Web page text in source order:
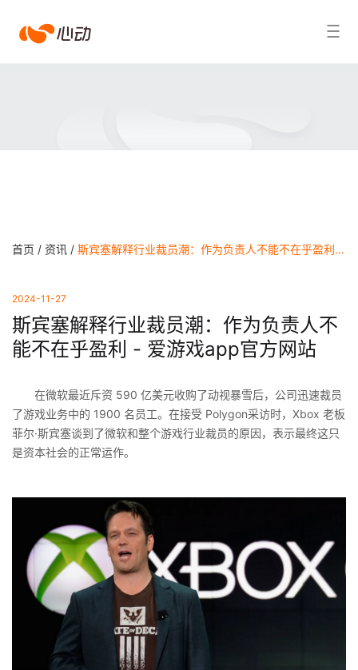
爱搜索结果
首页 / 资讯 / 斯宾塞解释行业裁员潮：作为负责人不能不在乎盈利 - 爱游戏app官方网站
2024-11-27
斯宾塞解释行业裁员潮：作为负责人不
能不在乎盈利 - 爱游戏app官方网站
在微软最近斥资 590 亿美元收购了动视暴雪后，公司迅速裁员
了游戏业务中的 1900 名员工。在接受 Polygon采访时，Xbox 老板
菲尔·斯宾塞谈到了微软和整个游戏行业裁员的原因，表示最终这只
是资本社会的正常运作。